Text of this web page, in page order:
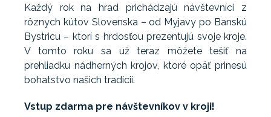
Každý rok na hrad prichádzajú návštevníci z
rôznych kútov Slovenska – od Myjavy po Banskú
Bystricu – ktorí s hrdosťou prezentujú svoje kroje.
V tomto roku sa už teraz môžete tešiť na
prehliadku nádherných krojov, ktoré opäť prinesú
bohatstvo našich tradícií.
Vstup zdarma pre návštevníkov v kroji!